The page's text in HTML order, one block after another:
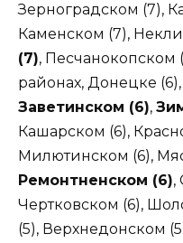
Зерноградском (7),
Каменском (7),
(7), Песчанокопском
районах, Донецке
Заветинском (6),
Кашарском (6),
Милютинском (6),
Ремонтненском (6),
Чертковском (6),
(5), Верхнедонском